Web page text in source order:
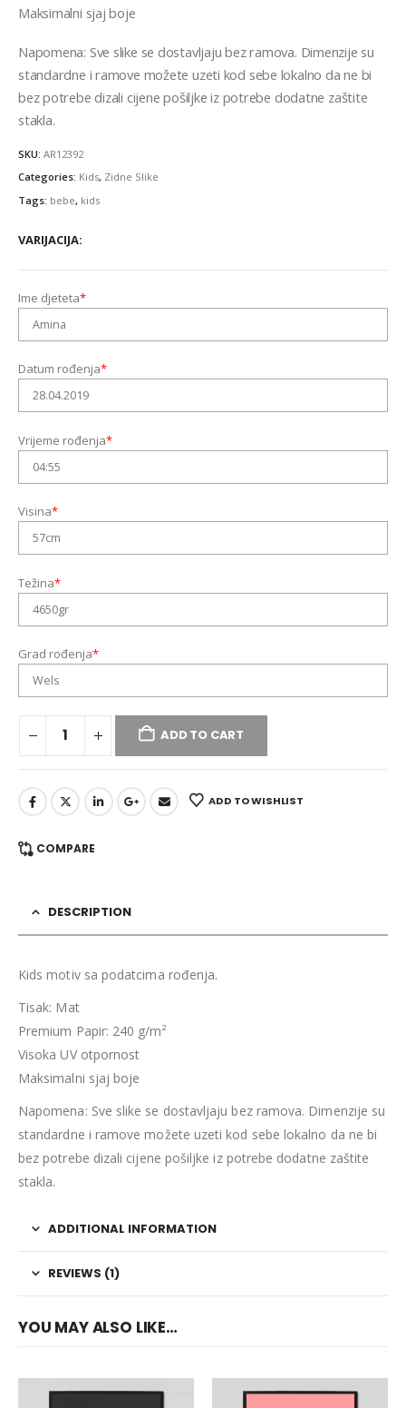
Maksimalni sjaj boje
Napomena: Sve slike se dostavljaju bez ramova. Dimenzije su
standardne i ramove možete uzeti kod sebe lokalno da ne bi
bez potrebe dizali cijene pošiljke iz potrebe dodatne zaštite
stakla.
SKU: AR12392
Categories: Kids, Zidne Slike
Tags: bebe, kids
VARIJACIJA
Ime djeteta*
Datum rođenja*
Vrijeme rođenja*
Visina*
Težina*
Grad rođenja*
ADD TO CART
ADD TO WISHLIST
COMPARE
DESCRIPTION
Kids motiv sa podatcima rođenja.
Tisak: Mat
Premium Papir: 240 g/m²
Visoka UV otpornost
Maksimalni sjaj boje
Napomena: Sve slike se dostavljaju bez ramova. Dimenzije su
standardne i ramove možete uzeti kod sebe lokalno da ne bi
bez potrebe dizali cijene pošiljke iz potrebe dodatne zaštite
stakla.
ADDITIONAL INFORMATION
REVIEWS (1)
YOU MAY ALSO LIKE…